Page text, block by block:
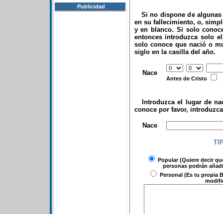
Publicidad
Si no dispone de algunas
en su fallecimiento, o,
y en blanco. Si solo
entonces introduzca solo
solo conoce que nació o
siglo en la casilla del año.
Nace
Antes de Cristo
Introduzca el lugar de
conoce por favor,
Nace
Popular(Quiere decir
personas podrán
Personal (Es tu propia